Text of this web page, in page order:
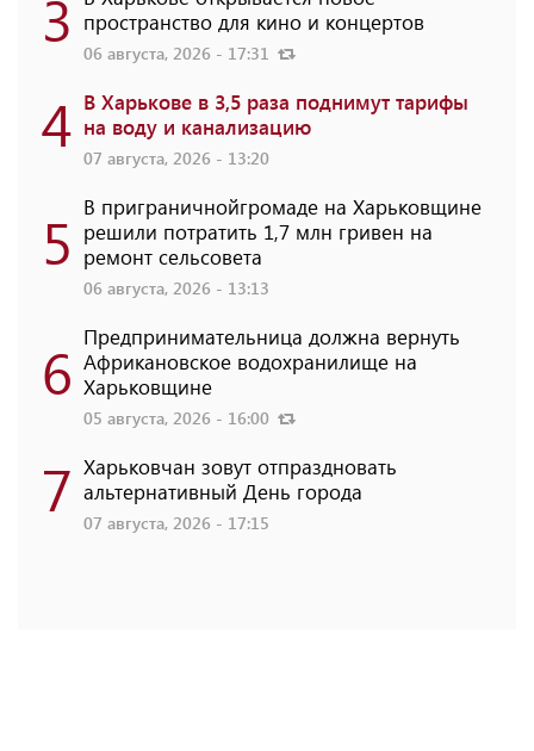
3 пространство для кино и концертов
06 августа, 2026 - 17:31
4 В Харькове в 3,5 раза поднимут тарифы
на воду и канализацию
07 августа, 2026 - 13:20
5 В приграничнойгромаде на Харьковщине
решили потратить 1,7 млн ​​гривен на
ремонт сельсовета
06 августа, 2026 - 13:13
6 Предпринимательница должна вернуть
Африкановское водохранилище на
Харьковщине
05 августа, 2026 - 16:00
7 Харьковчан зовут отпраздновать
альтернативный День города
07 августа, 2026 - 17:15